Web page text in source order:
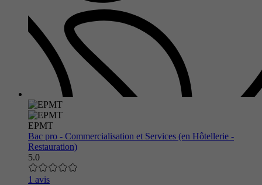
EPMT
Bac pro - Commercialisation et Services (en Hôtellerie -
Restauration)
5.0
1 avis